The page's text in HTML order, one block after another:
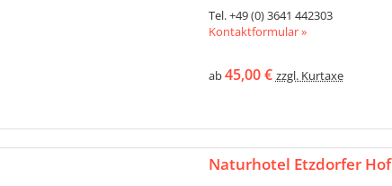
Tel.+49 (0) 3641 442303
Kontaktformular »
ab45,00 € zzgl. Kurtaxe
Naturhotel Etzdorfer Hof